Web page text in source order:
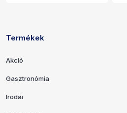
Hivatkozások és
Termékek
Akció
Gasztronómia
Irodai